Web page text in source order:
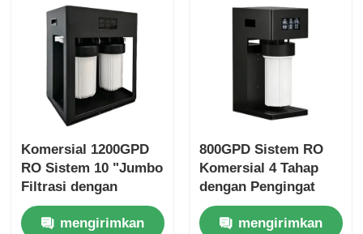
Komersial 1200GPD
RO Sistem 10 "Jumbo
Filtrasi dengan
Pengingat Filter
untuk penggunaan
mengirimkan
800GPD Sistem RO
Komersial 4 Tahap
dengan Pengingat
Filter untuk
Penggunaan Kantor
mengirimkan